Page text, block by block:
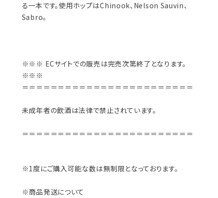
る一本です。使用ホップはChinook、Nelson Sauvin、
Sabro。
※※※ ECサイトでの販売は完売次第終了となります。
※※※
＝＝＝＝＝＝＝＝＝＝＝＝＝＝＝＝＝＝＝＝＝＝＝＝
未成年者の飲酒は法律で禁止されています。
＝＝＝＝＝＝＝＝＝＝＝＝＝＝＝＝＝＝＝＝＝＝＝＝
※1度にご購入可能な数は無制限となっております。
※商品発送について